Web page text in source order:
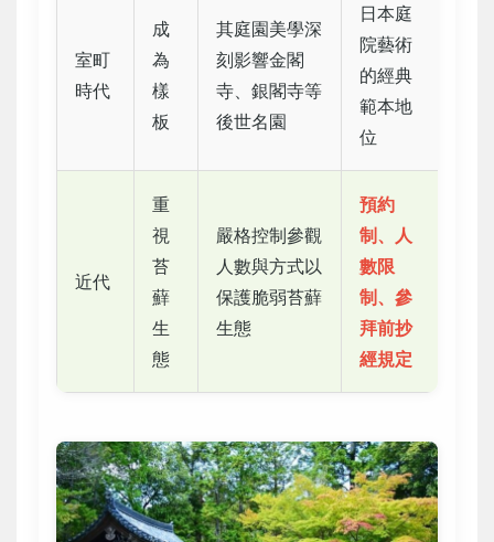
室町
時代
成
為
樣
板
其庭園美學深
刻影響金閣
寺、銀閣寺等
後世名園
日本庭
院藝術
的經典
範本地
位
近代
重
視
苔
蘚
生
態
嚴格控制參觀
人數與方式以
保護脆弱苔蘚
生態
預約
制、人
數限
制、參
拜前抄
經規定